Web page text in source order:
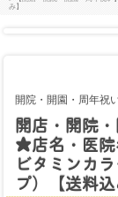
み】
開院・開園・周年祝
開店・開院・
★店名・医院
ビタミンカ
プ）【送料込